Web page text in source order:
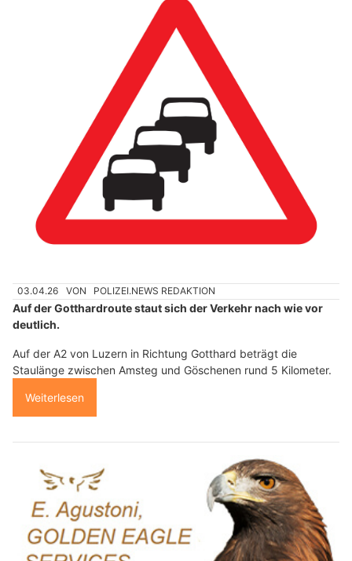
03.04.26 VON POLIZEI.NEWS REDAKTION
Auf der Gotthardroute staut sich der Verkehr nach wie vor
deutlich.
Auf der A2 von Luzern in Richtung Gotthard beträgt die
Staulänge zwischen Amsteg und Göschenen rund 5 Kilometer.
Weiterlesen